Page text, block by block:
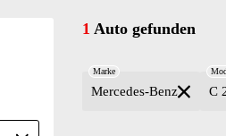
1 Auto gefunden
Mercedes-Benz
Marke
C